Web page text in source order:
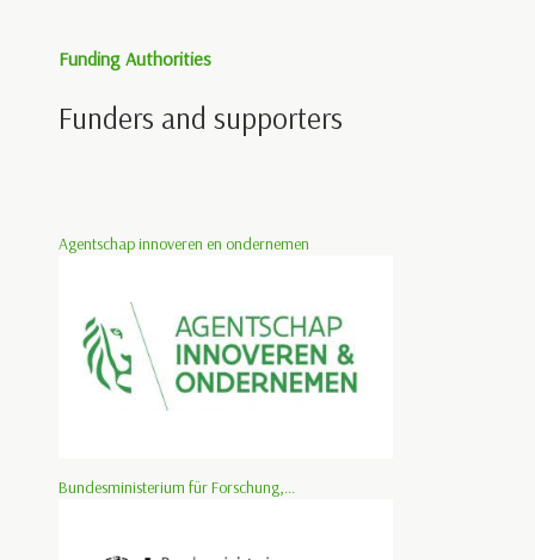
Funding Authorities
Funders and supporters
Agentschap innoveren en ondernemen
Bundesministerium für Forschung,...